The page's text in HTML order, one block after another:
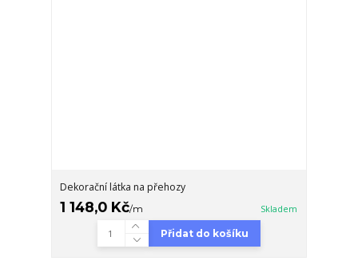
Dekorační látka na přehozy
1 148,0 Kč/m Skladem
Přidat do košíku